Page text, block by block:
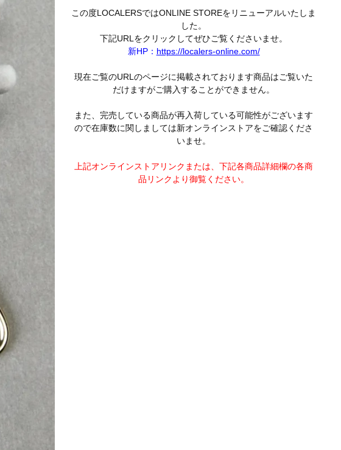
この度LOCALERSではONLINE STOREをリニューアルいたしま
した。
下記URLをクリックしてぜひご覧くださいませ。
新HP： https://localers-online.com/
現在ご覧のURLのページに掲載されております商品はご覧いた
だけますがご購入することができません。
また、完売している商品が再入荷している可能性がございます
ので在庫数に関しましては新オンラインストアをご確認くださ
いませ。
上記オンラインストアリンクまたは、下記各商品詳細欄の各商
品リンクより御覧ください。